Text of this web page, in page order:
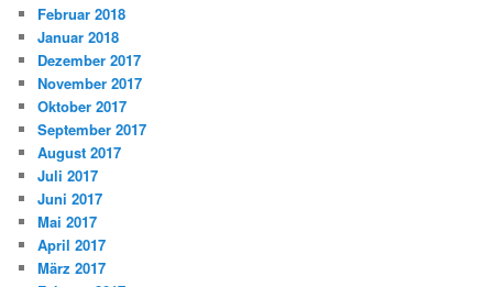
Februar 2018
Januar 2018
Dezember 2017
November 2017
Oktober 2017
September 2017
August 2017
Juli 2017
Juni 2017
Mai 2017
April 2017
März 2017